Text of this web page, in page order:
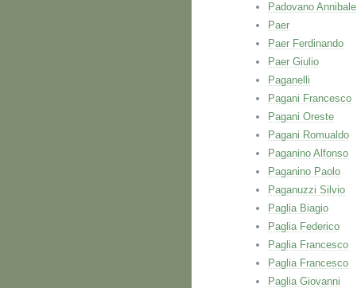
Padovano Annibale
Paer
Paer Ferdinando
Paer Giulio
Paganelli
Pagani Francesco
Pagani Oreste
Pagani Romualdo
Paganino Alfonso
Paganino Paolo
Paganuzzi Silvio
Paglia Biagio
Paglia Federico
Paglia Francesco
Paglia Francesco
Paglia Giovanni